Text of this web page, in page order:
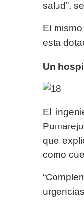
salud”,
El
esta
Un
El
que
como